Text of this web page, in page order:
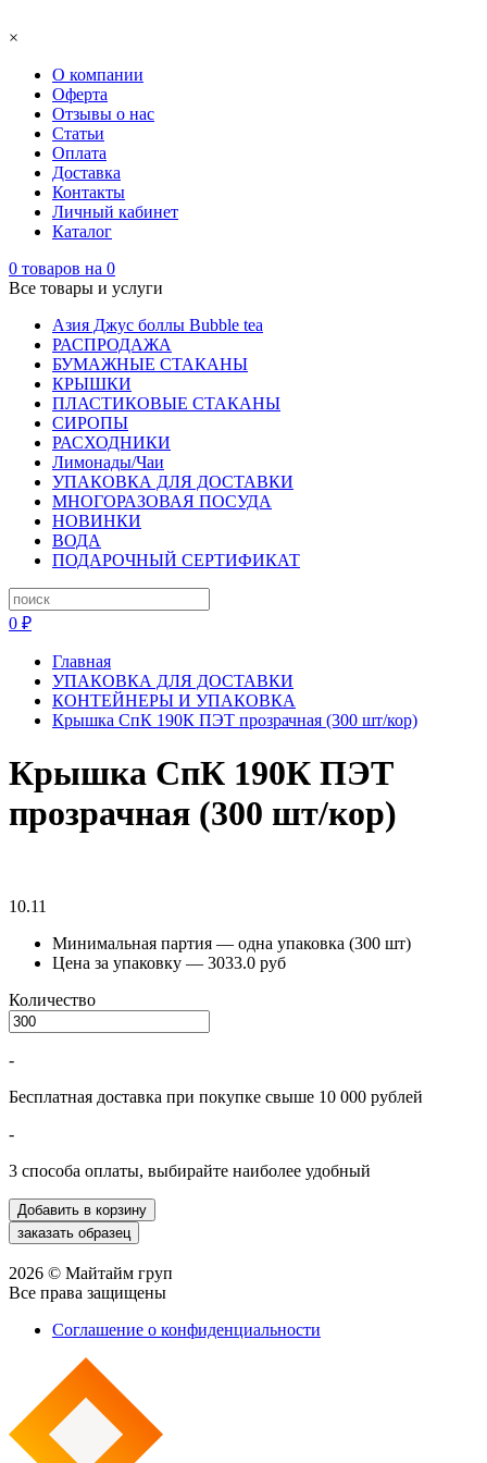
×
О компании
Оферта
Отзывы о нас
Статьи
Оплата
Доставка
Контакты
Личный кабинет
Каталог
0 товаров на 0
Все товары и услуги
Азия Джус боллы Bubble tea
РАСПРОДАЖА
БУМАЖНЫЕ СТАКАНЫ
КРЫШКИ
ПЛАСТИКОВЫЕ СТАКАНЫ
СИРОПЫ
РАСХОДНИКИ
Лимонады/Чаи
УПАКОВКА ДЛЯ ДОСТАВКИ
МНОГОРАЗОВАЯ ПОСУДА
НОВИНКИ
ВОДА
ПОДАРОЧНЫЙ СЕРТИФИКАТ
0 ₽
Главная
УПАКОВКА ДЛЯ ДОСТАВКИ
КОНТЕЙНЕРЫ И УПАКОВКА
Крышка СпК 190К ПЭТ прозрачная (300 шт/кор)
Крышка СпК 190К ПЭТ
прозрачная (300 шт/кор)
10.11
Минимальная партия — одна упаковка (300 шт)
Цена за упаковку — 3033.0 руб
Количество
-
Бесплатная доставка при покупке свыше 10 000 рублей
-
3 способа оплаты, выбирайте наиболее удобный
2026 © Майтайм груп
Все права защищены
Соглашение о конфиденциальности